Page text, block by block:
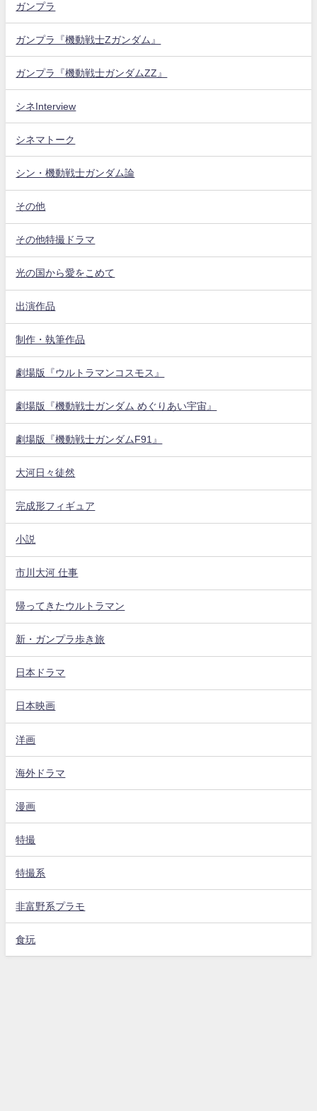
ガンプラ
ガンプラ『機動戦士Zガンダム』
ガンプラ『機動戦士ガンダムZZ』
シネInterview
シネマトーク
シン・機動戦士ガンダム論
その他
その他特撮ドラマ
光の国から愛をこめて
出演作品
制作・執筆作品
劇場版『ウルトラマンコスモス』
劇場版『機動戦士ガンダム めぐりあい宇宙』
劇場版『機動戦士ガンダムF91』
大河日々徒然
完成形フィギュア
小説
市川大河 仕事
帰ってきたウルトラマン
新・ガンプラ歩き旅
日本ドラマ
日本映画
洋画
海外ドラマ
漫画
特撮
特撮系
非富野系プラモ
食玩